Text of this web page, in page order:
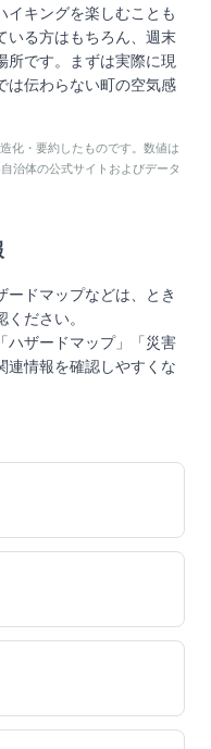
イキングを楽しむことも
いる方はもちろん、週末
所です。まずは実際に現
は伝わらない町の空気感
化・要約したものです。数値は
治体の公式サイトおよびデータ
ドマップなどは、
とき
ださい。
ハザードマップ」「災害
連情報を確認しやすくな